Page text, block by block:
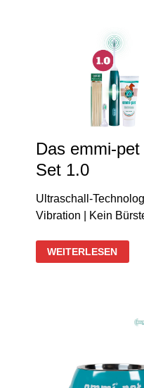
Das emmi-
Set 1.0
Ultraschall-
Vibration | Kein
DAS
EMMI-
WEITERLESEN